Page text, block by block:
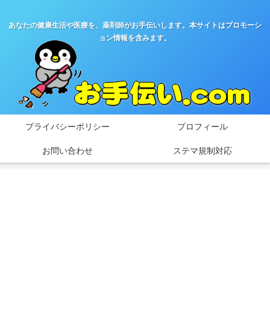
あなたの健康生活や医療を、薬剤師がお手伝いします。本サイトはプロモーシ
ョン情報を含みます。
プライバシーポリシー プロフィール
お問い合わせ ステマ規制対応